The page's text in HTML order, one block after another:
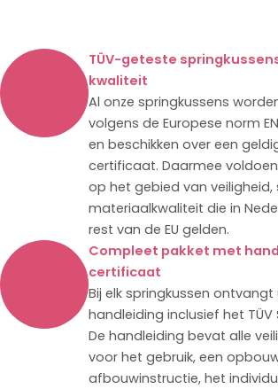
TÜV-geteste
kwaliteit
Al onze springkussens
volgens de Europese norm
en beschikken over een
certificaat. Daarmee
op het gebied van veiligheid,
materiaalkwaliteit die in
rest van de EU gelden.
Compleet pakket met
certificaat
Bij elk springkussen
handleiding inclusief het TÜV
De handleiding bevat alle
voor het gebruik, een
afbouwinstructie, het